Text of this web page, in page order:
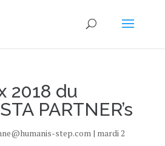
2018 du
PARTNER’s
step.com| mardi 2